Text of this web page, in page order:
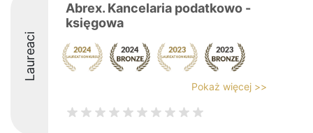
Laureaci
Abrex. Kancelaria podatkowo -
księgowa
Pokaż więcej >>